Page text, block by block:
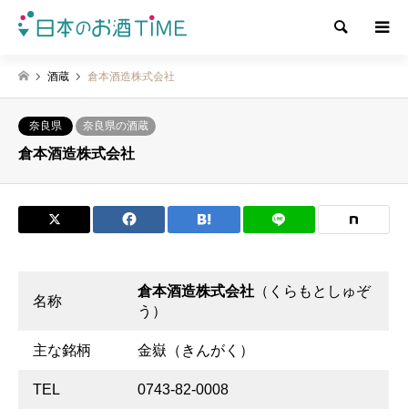
検索
酒蔵 倉本酒造株式会社
奈良県 奈良県の酒蔵
倉本酒造株式会社
名称
倉本酒造株式会社 （くらもとしゅぞ
う）
主な銘柄 金嶽（きんがく）
TEL 0743-82-0008